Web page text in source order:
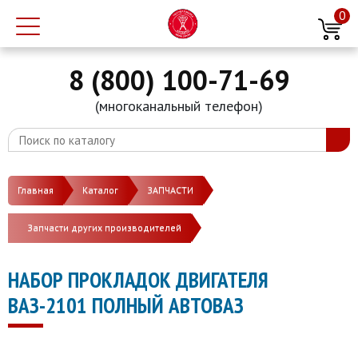
0
8 (800) 100-71-69
(многоканальный телефон)
Главная Каталог ЗАПЧАСТИ
Запчасти других производителей
НАБОР ПРОКЛАДОК ДВИГАТЕЛЯ
ВАЗ-2101 ПОЛНЫЙ АВТОВАЗ